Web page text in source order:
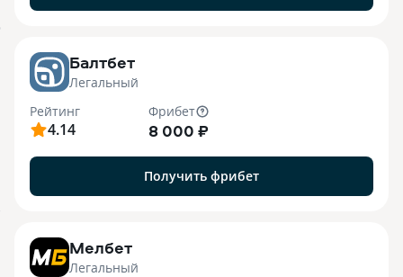
Балтбет
Легальный
Рейтинг
4.14
Фрибет
8 000 ₽
Получить фрибет
Мелбет
Легальный